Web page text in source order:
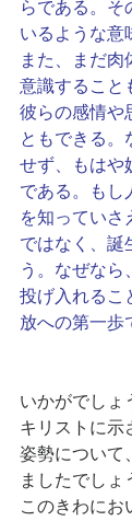
らである。そ
いるような意
また、まだ肉
意識すること
彼らの感情や
ともできる。
せず、もはや
である。もし
を知っていさ
ではなく、誕
う。なぜな
投げ入れるこ
放への第一歩
いかがでしょ
キリストに示
姿勢について
ましたでしょ
このきわにお